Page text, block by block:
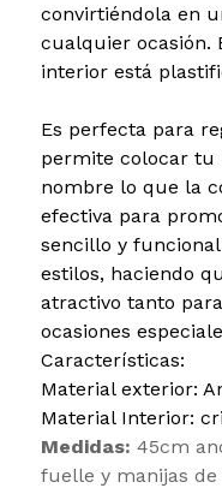
convirtiéndola en
cualquier ocasión.
interior está
Es perfecta para
permite colocar tu
nombre lo que la
efectiva para
sencillo y
estilos, haciendo
atractivo tanto
ocasiones
Características:
Material exterior:
Material Interior:
Medidas: 45cm
fuelle y manijas de